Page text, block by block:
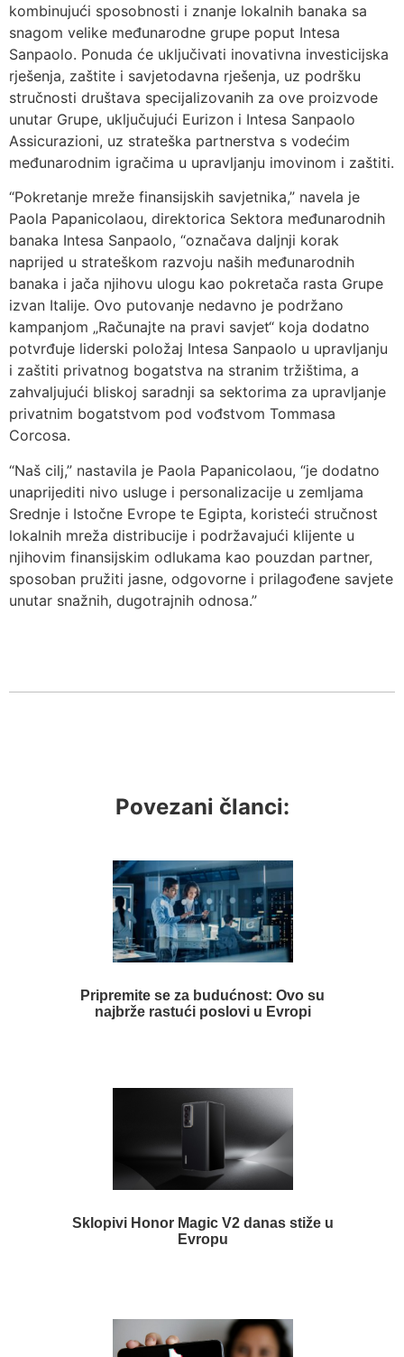
kombinujući sposobnosti i znanje lokalnih banaka sa
snagom velike međunarodne grupe poput Intesa
Sanpaolo. Ponuda će uključivati inovativna investicijska
rješenja, zaštite i savjetodavna rješenja, uz podršku
stručnosti društava specijalizovanih za ove proizvode
unutar Grupe, uključujući Eurizon i Intesa Sanpaolo
Assicurazioni, uz strateška partnerstva s vodećim
međunarodnim igračima u upravljanju imovinom i zaštiti.
“Pokretanje mreže finansijskih savjetnika,” navela je
Paola Papanicolaou, direktorica Sektora međunarodnih
banaka Intesa Sanpaolo, “označava daljnji korak
naprijed u strateškom razvoju naših međunarodnih
banaka i jača njihovu ulogu kao pokretača rasta Grupe
izvan Italije. Ovo putovanje nedavno je podržano
kampanjom „Računajte na pravi savjet“ koja dodatno
potvrđuje liderski položaj Intesa Sanpaolo u upravljanju
i zaštiti privatnog bogatstva na stranim tržištima, a
zahvaljujući bliskoj saradnji sa sektorima za upravljanje
privatnim bogatstvom pod vođstvom Tommasa
Corcosa.
“Naš cilj,” nastavila je Paola Papanicolaou, “je dodatno
unaprijediti nivo usluge i personalizacije u zemljama
Srednje i Istočne Evrope te Egipta, koristeći stručnost
lokalnih mreža distribucije i podržavajući klijente u
njihovim finansijskim odlukama kao pouzdan partner,
sposoban pružiti jasne, odgovorne i prilagođene savjete
unutar snažnih, dugotrajnih odnosa.”
Povezani članci:
Pripremite se za budućnost: Ovo su
najbrže rastući poslovi u Evropi
Sklopivi Honor Magic V2 danas stiže u
Evropu